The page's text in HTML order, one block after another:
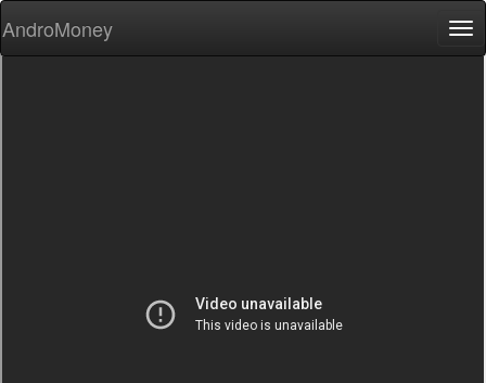
AndroMoney